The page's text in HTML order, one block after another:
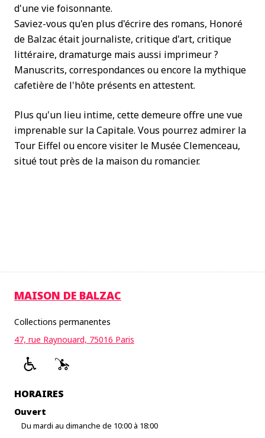
d'une vie foisonnante.
Saviez-vous qu'en plus d'écrire des romans, Honoré
de Balzac était journaliste, critique d'art, critique
littéraire, dramaturge mais aussi imprimeur ?
Manuscrits, correspondances ou encore la mythique
cafetière de l'hôte présents en attestent.
Plus qu'un lieu intime, cette demeure offre une vue
imprenable sur la Capitale. Vous pourrez admirer la
Tour Eiffel ou encore visiter le Musée Clemenceau,
situé tout près de la maison du romancier.
MAISON DE BALZAC
Collections permanentes
47, rue Raynouard, 75016 Paris
HORAIRES
Ouvert
Du mardi au dimanche de 10:00 à 18:00